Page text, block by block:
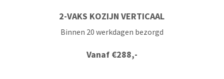
2-VAKS KOZIJN VERTICAAL
Vanaf €288,-
Binnen 20 werkdagen bezorgd